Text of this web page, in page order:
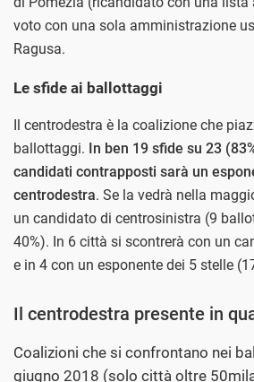
voto con una sola amministrazione
Ragusa.
Le sfide ai ballottaggi
Il centrodestra è la coalizione che
ballottaggi. In ben 19 sfide su 23
candidati contrapposti sarà un
centrodestra. Se la vedrà nella
un candidato di centrosinistra (9
40%). In 6 città si scontrerà con un
e in 4 con un esponente dei 5 stelle
Il centrodestra presente in
Coalizioni che si confrontano nei
giugno 2018 (solo città oltre